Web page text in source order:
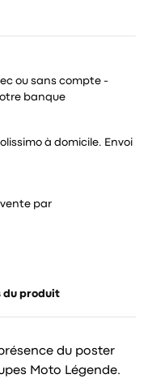
ou sans compte -
banque
à domicile. Envoi
vente par
du produit
du poster
Moto Légende.